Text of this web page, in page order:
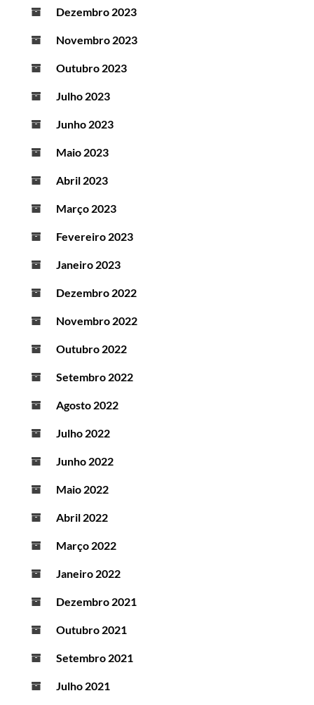
Dezembro 2023
Novembro 2023
Outubro 2023
Julho 2023
Junho 2023
Maio 2023
Abril 2023
Março 2023
Fevereiro 2023
Janeiro 2023
Dezembro 2022
Novembro 2022
Outubro 2022
Setembro 2022
Agosto 2022
Julho 2022
Junho 2022
Maio 2022
Abril 2022
Março 2022
Janeiro 2022
Dezembro 2021
Outubro 2021
Setembro 2021
Julho 2021